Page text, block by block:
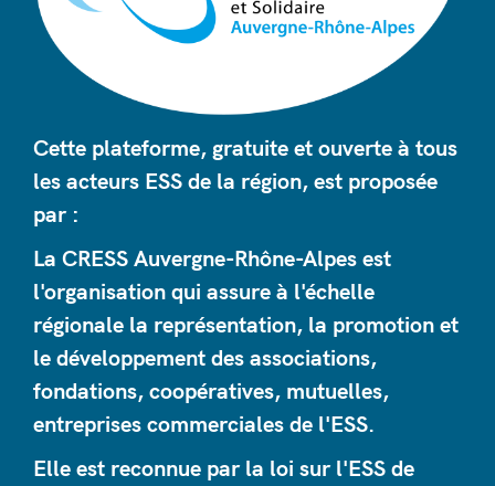
Cette plateforme, gratuite et ouverte à tous
les acteurs ESS de la région, est proposée
par :
La CRESS Auvergne-Rhône-Alpes est
l'organisation qui assure à l'échelle
régionale la représentation, la promotion et
le développement des associations,
fondations, coopératives, mutuelles,
entreprises commerciales de l'ESS.
Elle est reconnue par la loi sur l'ESS de